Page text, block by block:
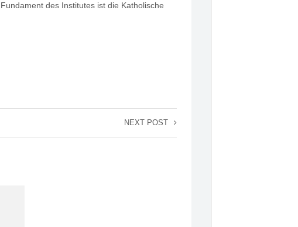
des Institutes ist die Katholische
NEXT POST